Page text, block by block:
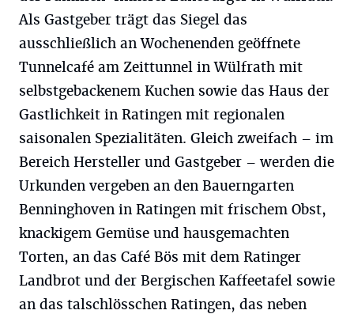
Als Gastgeber trägt das Siegel das
ausschließlich an Wochenenden geöffnete
Tunnelcafé am Zeittunnel in Wülfrath mit
selbstgebackenem Kuchen sowie das Haus der
Gastlichkeit in Ratingen mit regionalen
saisonalen Spezialitäten. Gleich zweifach – im
Bereich Hersteller und Gastgeber – werden die
Urkunden vergeben an den Bauerngarten
Benninghoven in Ratingen mit frischem Obst,
knackigem Gemüse und hausgemachten
Torten, an das Café Bös mit dem Ratinger
Landbrot und der Bergischen Kaffeetafel sowie
an das talschlösschen Ratingen, das neben